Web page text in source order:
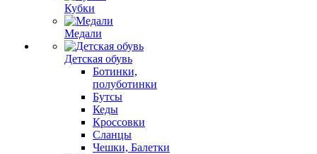
Кубки
Медали
Детская обувь
Ботинки,
полуботинки
Бутсы
Кеды
Кроссовки
Сланцы
Чешки, Балетки